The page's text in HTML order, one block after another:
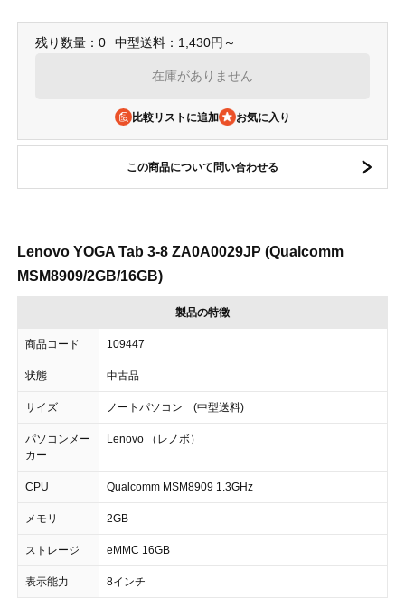
残り数量：0 中型送料：1,430円～
在庫がありません
比較リストに追加
この商品について問い合わせる
Lenovo YOGA Tab 3-8 ZA0A0029JP (Qualcomm
MSM8909/2GB/16GB)
製品の特徴
商品コード 109447
状態 中古品
サイズ ノートパソコン (中型送料)
パソコンメー
カー
Lenovo （レノボ）
CPU Qualcomm MSM8909 1.3GHz
メモリ 2GB
ストレージ eMMC 16GB
表示能力 8インチ